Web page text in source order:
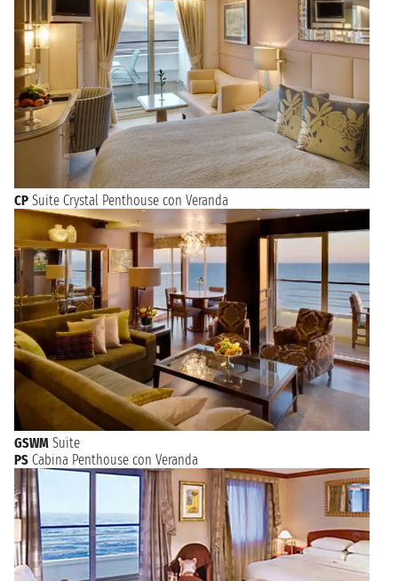
CP Suite Crystal Penthouse con Veranda
GSWM Suite
PS Cabina Penthouse con Veranda